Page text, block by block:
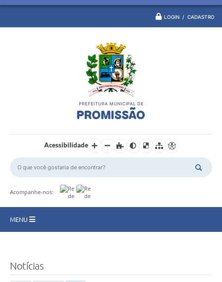
LOGIN / CADASTRO
Acessibilidade
Acompanhe-nos:
MENU
Turismo
Notícias